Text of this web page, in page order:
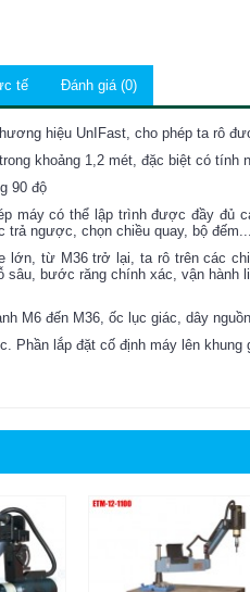
tế Đánh giá (0)
hiệu UnIFast, cho phép ta rô
khoảng 1,2 mét, đặc biệt có tính
90 độ
máy có thể lập trình được đầy đủ
ngược, chọn chiều quay, bộ đếm...
lớn, từ M36 trở lại, ta rô trên các
bước răng chính xác, vận hành
M6 đến M36, ốc lục giác, dây
Phần lắp đặt cố định máy lên